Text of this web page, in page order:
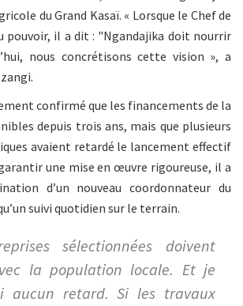
du Grand Kasaï. « Lorsque le Chef de
pouvoir, il a dit : "Ngandajika doit nourrir
nous concrétisons cette vision », a
confirmé que les financements de la
depuis trois ans, mais que plusieurs
avaient retardé le lancement effectif
une mise en œuvre rigoureuse, il a
d’un nouveau coordonnateur du
suivi quotidien sur le terrain.
sélectionnées doivent
la population locale. Et je
aucun retard. Si les travaux